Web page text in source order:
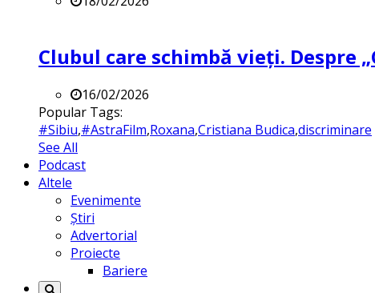
Clubul care schimbă vieți. Despre
16/02/2026
Popular Tags:
#Sibiu,#AstraFilm,Roxana,Cristiana Budica,discriminare
See All
Podcast
Altele
Evenimente
Știri
Advertorial
Proiecte
Bariere